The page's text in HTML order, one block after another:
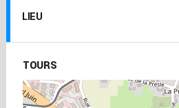
LIEU
TOURS